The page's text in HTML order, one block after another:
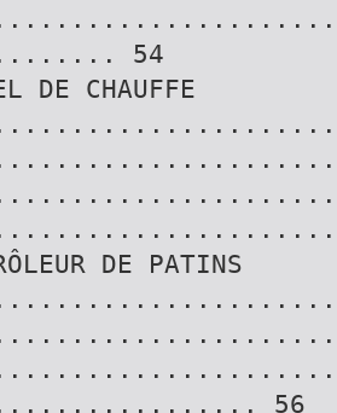
54
DE CHAUFFE
DE PATINS
56